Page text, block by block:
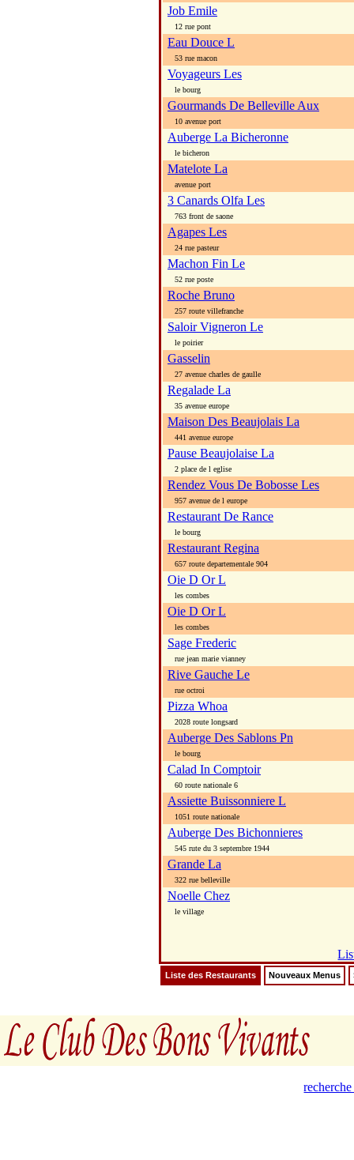
Job Emile
12 rue pont
Eau Douce L
53 rue macon
Voyageurs Les
le bourg
Gourmands De Belleville Aux
10 avenue port
Auberge La Bicheronne
le bicheron
Matelote La
avenue port
3 Canards Olfa Les
763 front de saone
Agapes Les
24 rue pasteur
Machon Fin Le
52 rue poste
Roche Bruno
257 route villefranche
Saloir Vigneron Le
le poirier
Gasselin
27 avenue charles de gaulle
Regalade La
35 avenue europe
Maison Des Beaujolais La
441 avenue europe
Pause Beaujolaise La
2 place de l eglise
Rendez Vous De Bobosse Les
957 avenue de l europe
Restaurant De Rance
le bourg
Restaurant Regina
657 route departementale 904
Oie D Or L
les combes
Oie D Or L
les combes
Sage Frederic
rue jean marie vianney
Rive Gauche Le
rue octroi
Pizza Whoa
2028 route longsard
Auberge Des Sablons Pn
le bourg
Calad In Comptoir
60 route nationale 6
Assiette Buissonniere L
1051 route nationale
Auberge Des Bichonnieres
545 rute du 3 septembre 1944
Grande La
322 rue belleville
Noelle Chez
le village
Liste des Restaurants Nouveaux Menus